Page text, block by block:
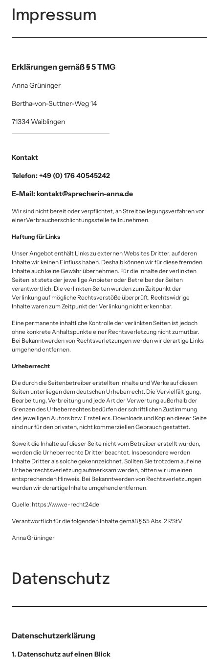
Impressum
Erklärungen gemäß § 5 TMG
Anna Grüninger
Bertha-von-Suttner-Weg 14
71334 Waiblingen
Kontakt
Telefon: +49 (0) 176 40545242
E-Mail: kontakt@sprecherin-anna.de
Wir sind nicht bereit oder verpflichtet, an Streitbeilegungsverfahren vor
einerVerbraucherschlichtungsstelle teilzunehmen.
Haftung für Links
Unser Angebot enthält Links zu externen Websites Dritter, auf deren
Inhalte wir keinen Einfluss haben. Deshalb können wir für diese fremden
Inhalte auch keine Gewähr übernehmen. Für die Inhalte der verlinkten
Seiten ist stets der jeweilige Anbieter oder Betreiber der Seiten
verantwortlich. Die verlinkten Seiten wurden zum Zeitpunkt der
Verlinkung auf mögliche Rechtsverstöße überprüft. Rechtswidrige
Inhalte waren zum Zeitpunkt der Verlinkung nicht erkennbar.
Eine permanente inhaltliche Kontrolle der verlinkten Seiten ist jedoch
ohne konkrete Anhaltspunkte einer Rechtsverletzung nicht zumutbar.
Bei Bekanntwerden von Rechtsverletzungen werden wir derartige Links
umgehend entfernen.
Urheberrecht
Die durch die Seitenbetreiber erstellten Inhalte und Werke auf diesen
Seiten unterliegen dem deutschen Urheberrecht. Die Vervielfältigung,
Bearbeitung, Verbreitung und jede Art der Verwertung außerhalb der
Grenzen des Urheberrechtes bedürfen der schriftlichen Zustimmung
des jeweiligen Autors bzw. Erstellers. Downloads und Kopien dieser Seite
sind nur für den privaten, nicht kommerziellen Gebrauch gestattet.
Soweit die Inhalte auf dieser Seite nicht vom Betreiber erstellt wurden,
werden die Urheberrechte Dritter beachtet. Insbesondere werden
Inhalte Dritter als solche gekennzeichnet. Sollten Sie trotzdem auf eine
Urheberrechtsverletzung aufmerksam werden, bitten wir um einen
entsprechenden Hinweis. Bei Bekanntwerden von Rechtsverletzungen
werden wir derartige Inhalte umgehend entfernen.
Quelle: https://www.e-recht24.de
Verantwortlich für die folgenden Inhalte gemäß § 55 Abs. 2 RStV
Anna Grüninger
Datenschutz
Datenschutzerklärung
1. Datenschutz auf einen Blick